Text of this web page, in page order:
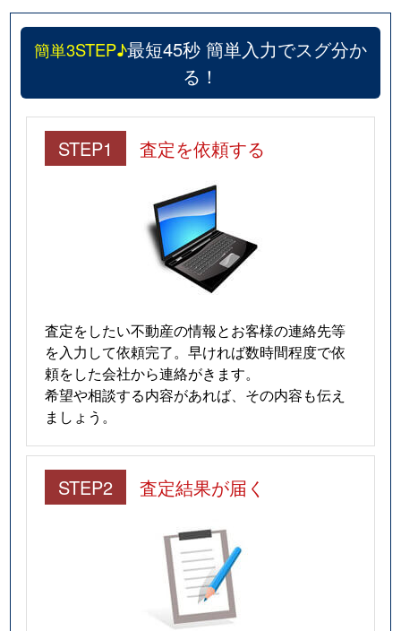
簡単3STEP♪最短45秒 簡単入力でスグ分か
る！
STEP1 査定を依頼する
査定をしたい不動産の情報とお客様の連絡先等
を入力して依頼完了。早ければ数時間程度で依
頼をした会社から連絡がきます。
希望や相談する内容があれば、その内容も伝え
ましょう。
STEP2 査定結果が届く